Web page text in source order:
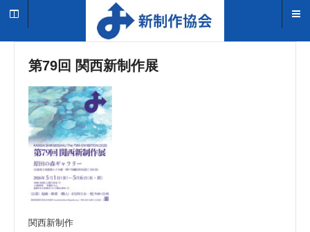
第79回 関西新制作展
関西新制作